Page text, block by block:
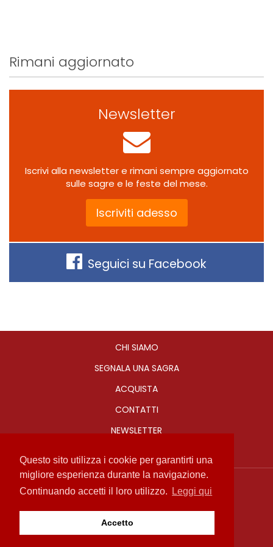
Questo sito utilizza i cookie per garantirti una
migliore esperienza durante la navigazione.
Continuando accetti il loro utilizzo.
Leggi qui
Accetto
Rimani aggiornato
Newsletter
Iscrivi alla newsletter e rimani sempre aggiornato
sulle sagre e le feste del mese.
Iscriviti adesso
Seguici su Facebook
CHI SIAMO
SEGNALA UNA SAGRA
ACQUISTA
CONTATTI
NEWSLETTER
Sagre in Romagna
info@sagreinromagna.it
Privacy Policy
Copyright 2017by Media Consulting